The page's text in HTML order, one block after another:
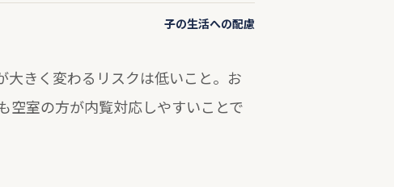
子の生活への配慮
大きく変わるリスクは低いこと。お
空室の方が内覧対応しやすいことで